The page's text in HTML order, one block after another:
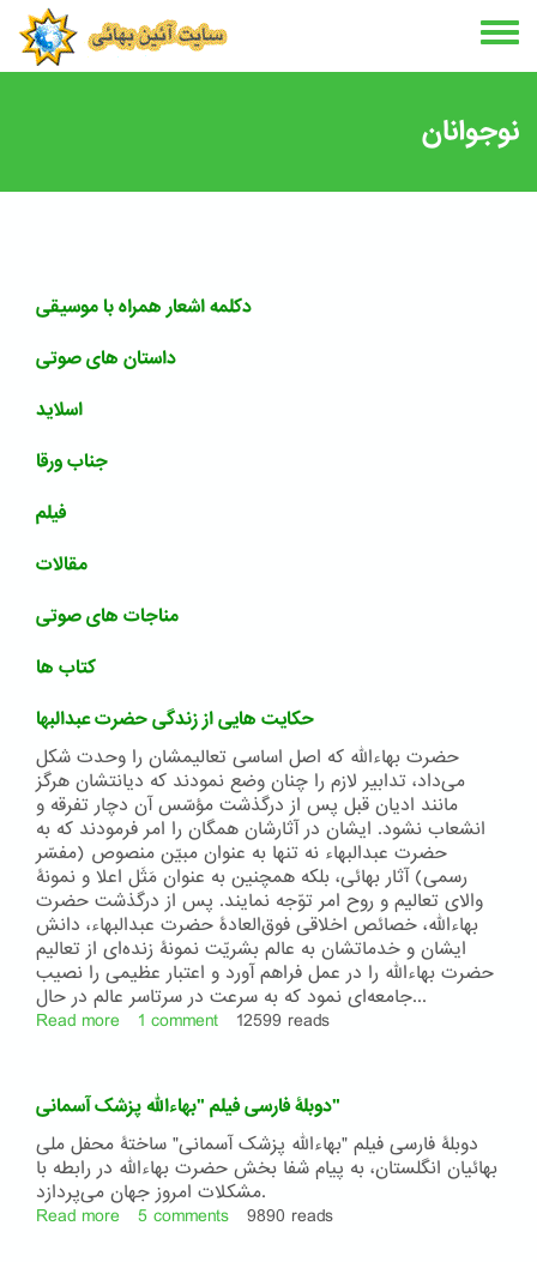
Skip
main
نوجوانان
دکلمه اشعار همراه با موسیقی
داستان های صوتی
اسلاید
جناب ورقا
فیلم
مقالات
مناجات های صوتی
کتاب ها
حکایت هایی از زندگی حضرت عبدالبها
حضرت بهاءالله که اصل اساسی تعالیمشان را وحدت شکل
می‌داد، تدابیر لازم را چنان وضع نمودند که دیانتشان هرگز
مانند ادیان قبل پس از درگذشت مؤسّس آن دچار تفرقه و
انشعاب نشود. ایشان در آثارشان همگان را امر فرمودند که به
حضرت عبدالبهاء نه تنها به عنوان مبیّن منصوص (مفسّر
رسمی) آثار بهائی، بلکه همچنین به عنوان مَثَل اعلا و نمونۀ
والای تعالیم و روح امر توّجه نمایند. پس از درگذشت حضرت
بهاءالله، خصائص اخلاقی فوق‌العادۀ حضرت عبدالبهاء، دانش
ایشان و خدماتشان به عالم بشریّت نمونۀ زنده‌ای از تعالیم
حضرت بهاءالله را در عمل فراهم آورد و اعتبار عظیمی را نصیب
جامعه‌ای نمود که به سرعت در سر‌تا‌سر عالم در حال...
Read more about
از
زندگی
حضرت
عبدالبها
1 comment 12599 reads
دوبلۀ فارسی فیلم "بهاءالله پزشک آسمانی"
دوبلۀ فارسی فیلم "بهاءالله پزشک آسمانی" ساختۀ محفل ملی
بهائیان انگلستان، به پیام شفا بخش حضرت بهاءالله در رابطه با
مشکلات امروز جهان می‌پردازد.
Read more about
5 comments 9890 reads